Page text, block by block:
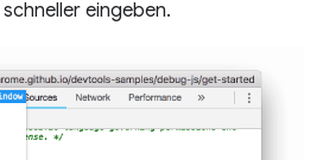
schneller eingeben.